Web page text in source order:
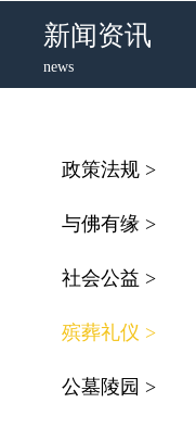
新闻资讯
news
政策法规 >
与佛有缘 >
社会公益 >
殡葬礼仪 >
公墓陵园 >